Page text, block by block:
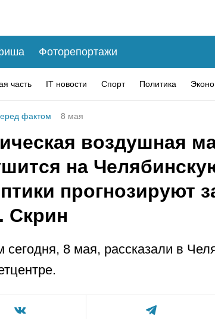
Фоторепортажи
часть IT новости Спорт Политика
фактом 8 мая
воздушная
на
прогнозируют
Скрин
сегодня, 8 мая, рассказали в